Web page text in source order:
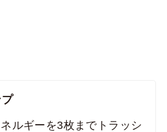
ルギーを3枚までトラッシ